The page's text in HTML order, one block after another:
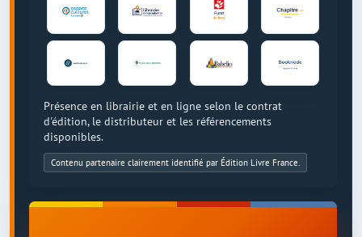
Présence en librairie et en ligne selon le contrat
d'édition, le distributeur et les référencements
disponibles.
Contenu partenaire clairement identifié par Édition Livre France.